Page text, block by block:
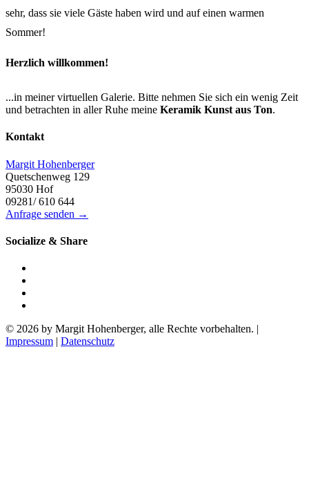
sehr, dass sie viele Gäste haben wird und auf einen warmen
Sommer!
Herzlich willkommen!
...in meiner virtuellen Galerie. Bitte nehmen Sie sich ein wenig Zeit
und betrachten in aller Ruhe meine Keramik Kunst aus Ton.
Kontakt
Margit Hohenberger
Quetschenweg 129
95030 Hof
09281/ 610 644
Anfrage senden →
Socialize & Share
© 2026 by Margit Hohenberger, alle Rechte vorbehalten. |
Impressum | Datenschutz